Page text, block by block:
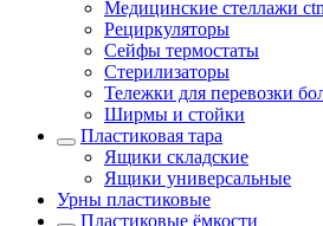
Медицинские стеллажи
Рециркуляторы
Сейфы термостаты
Стерилизаторы
Тележки для перевозки
Ширмы и стойки
Пластиковая тара
Ящики складские
Ящики универсальные
Урны пластиковые
Пластиковые ёмкости